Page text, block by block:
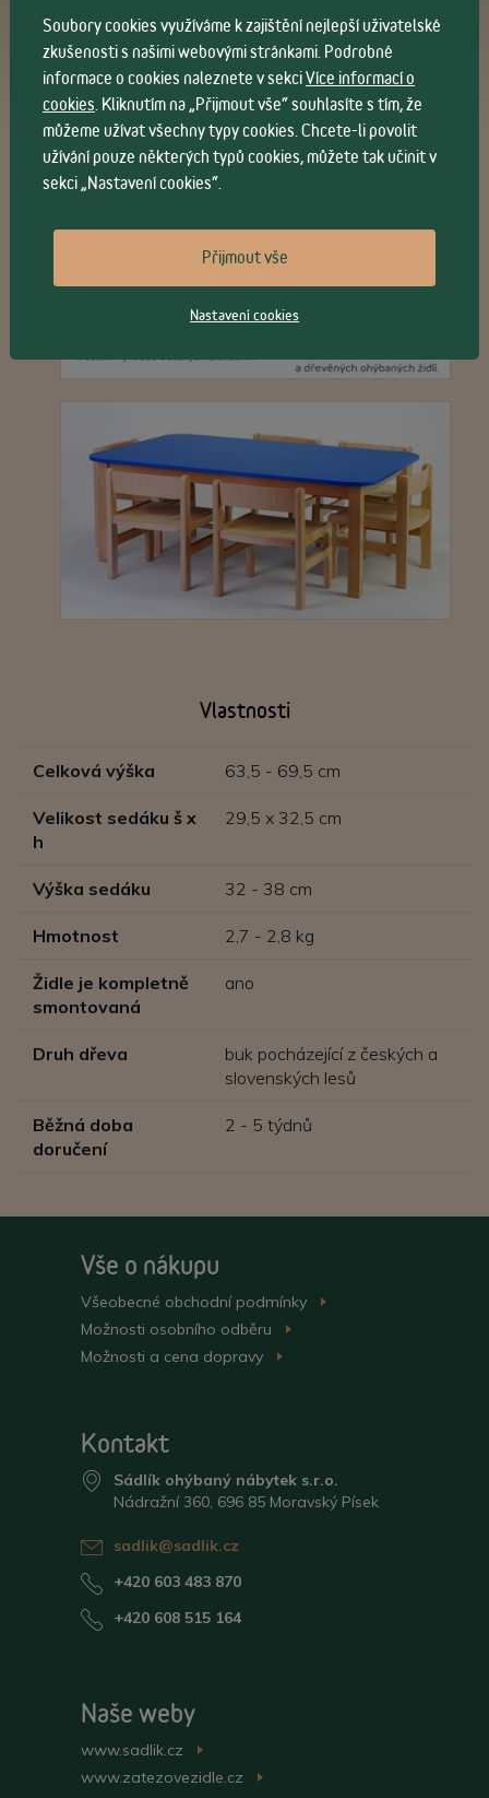
Inspirace
Vlastnosti
Celková výška 63,5 - 69,5 cm
Velikost sedáku š x
h
29,5 x 32,5 cm
Výška sedáku 32 - 38 cm
Hmotnost 2,7 - 2,8 kg
Židle je kompletně
smontovaná
ano
Druh dřeva
buk pocházející z českých a
slovenských lesů
Běžná doba
doručení
2 - 5 týdnů
Vše o nákupu
Všeobecné obchodní podmínky
Možnosti osobního odběru
Možnosti a cena dopravy
Kontakt
Sádlík ohýbaný nábytek s.r.o.
Nádražní 360, 696 85 Moravský Písek
sadlik@sadlik.cz
+420 603 483 870
+420 608 515 164
Naše weby
www.sadlik.cz
www.zatezovezidle.cz
Soubory cookies využíváme k zajištění nejlepší uživatelské
zkušenosti s našimi webovými stránkami. Podrobné
informace o cookies naleznete v sekciVíce informací o
cookies. Kliknutím na „Přijmout vše“ souhlasíte s tím, že
můžeme užívat všechny typy cookies. Chcete-li povolit
užívání pouze některých typů cookies, můžete tak učinit v
sekci „Nastavení cookies“.
Přijmout vše
Nastavení cookies